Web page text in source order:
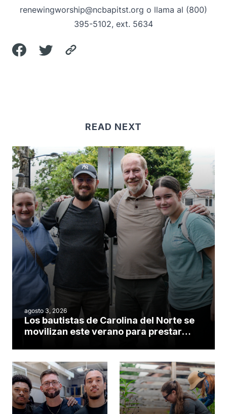
renewingworship@ncbapitst.org o llama al (800)
395-5102, ext. 5634
READ NEXT
agosto 3, 2026
Los bautistas de Carolina del Norte se
movilizan este verano para prestar